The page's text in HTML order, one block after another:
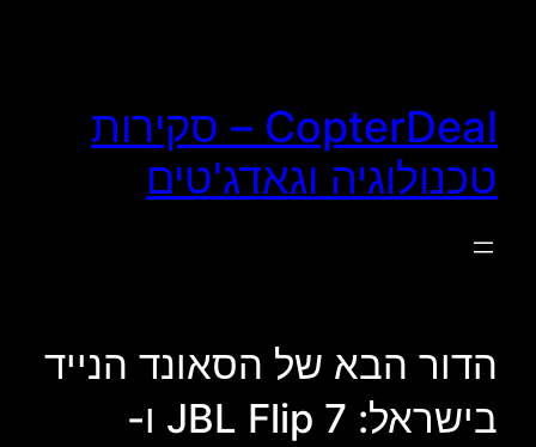
CopterDeal – סקירות
טכנולוגיה וגאדג'טים
הדור הבא של הסאונד הנייד
בישראל: JBL Flip 7 ו-